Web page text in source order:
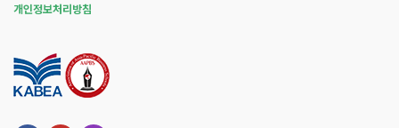
개인정보처리방침